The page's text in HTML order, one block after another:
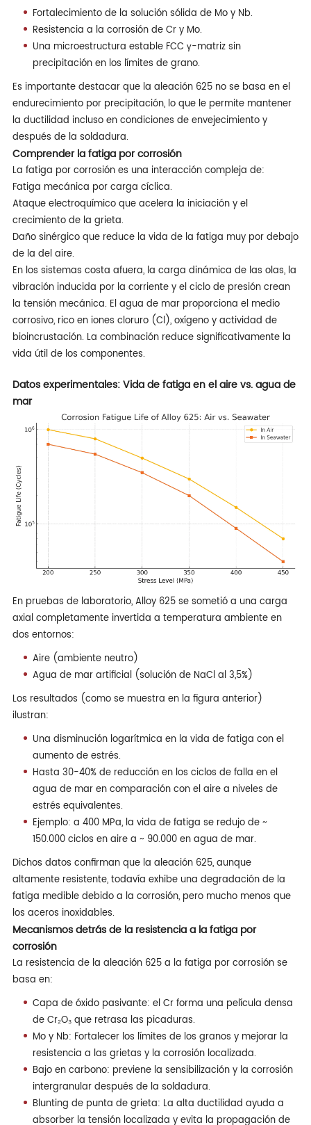
Fortalecimiento de la solución sólida de Mo y Nb.
Resistencia a la corrosión de Cr y Mo.
Una microestructura estable FCC γ-matriz sin
precipitación en los límites de grano.
Es importante destacar que la aleación 625 no se basa en el
endurecimiento por precipitación, lo que le permite mantener
la ductilidad incluso en condiciones de envejecimiento y
después de la soldadura.
Comprender la fatiga por corrosión
La fatiga por corrosión es una interacción compleja de:
Fatiga mecánica por carga cíclica.
Ataque electroquímico que acelera la iniciación y el
crecimiento de la grieta.
Daño sinérgico que reduce la vida de la fatiga muy por debajo
de la del aire.
En los sistemas costa afuera, la carga dinámica de las olas, la
vibración inducida por la corriente y el ciclo de presión crean
la tensión mecánica. El agua de mar proporciona el medio
corrosivo, rico en iones cloruro (Cl), oxígeno y actividad de
bioincrustación. La combinación reduce significativamente la
vida útil de los componentes.
Datos experimentales: Vida de fatiga en el aire vs. agua de
mar
En pruebas de laboratorio, Alloy 625 se sometió a una carga
axial completamente invertida a temperatura ambiente en
dos entornos:
Aire (ambiente neutro)
Agua de mar artificial (solución de NaCl al 3,5%)
Los resultados (como se muestra en la figura anterior)
ilustran:
Una disminución logarítmica en la vida de fatiga con el
aumento de estrés.
Hasta 30-40% de reducción en los ciclos de falla en el
agua de mar en comparación con el aire a niveles de
estrés equivalentes.
Ejemplo: a 400 MPa, la vida de fatiga se redujo de ~
150.000 ciclos en aire a ~ 90.000 en agua de mar.
Dichos datos confirman que la aleación 625, aunque
altamente resistente, todavía exhibe una degradación de la
fatiga medible debido a la corrosión, pero mucho menos que
los aceros inoxidables.
Mecanismos detrás de la resistencia a la fatiga por
corrosión
La resistencia de la aleación 625 a la fatiga por corrosión se
basa en:
Capa de óxido pasivante: el Cr forma una película densa
de Cr₂O₃ que retrasa las picaduras.
Mo y Nb: Fortalecer los límites de los granos y mejorar la
resistencia a las grietas y la corrosión localizada.
Bajo en carbono: previene la sensibilización y la corrosión
intergranular después de la soldadura.
Blunting de punta de grieta: La alta ductilidad ayuda a
absorber la tensión localizada y evita la propagación de